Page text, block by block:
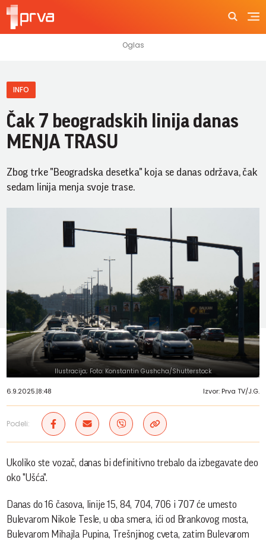
INFO
Čak 7 beogradskih linija danas
MENJA TRASU
Zbog trke "Beogradska desetka" koja se danas održava, čak
sedam linija menja svoje trase.
Ilustracija; Foto: Konstantin Gushcha/Shutterstock
6.9.2025.|8:48 Izvor: Prva TV/J.G.
Podeli:
Ukoliko ste vozač, danas bi definitivno trebalo da izbegavate deo
oko "Ušća".
Danas do 16 časova, linije 15, 84, 704, 706 i 707 će umesto
Bulevarom Nikole Tesle, u oba smera, ići od Brankovog mosta,
Bulevarom Mihajla Pupina, Trešnjinog cveta, zatim Bulevarom